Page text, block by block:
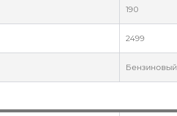
190
2499
Бензиновый